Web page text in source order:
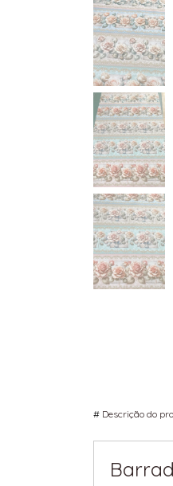
# Descrição do